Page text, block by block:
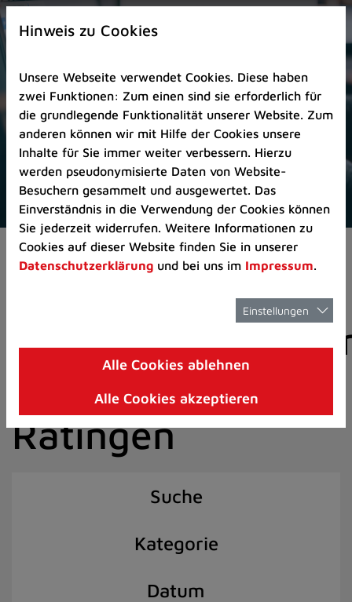
Zur
Startseite
Zum
Seitenanfang
springen
(Schnelltaste
A)
Zur
Navigation/Menü
springen
(Schnelltaste
M)
Zur
8)
I)
Aktuelles Pressemitteilungen
der Stadt
Ratingen
Suche
Kategorie
Datum
Hinweis zu Cookies
Unsere Webseite verwendet Cookies. Diese haben
zwei Funktionen: Zum einen sind sie erforderlich für
die grundlegende Funktionalität unserer Website. Zum
anderen können wir mit Hilfe der Cookies unsere
Inhalte für Sie immer weiter verbessern. Hierzu
werden pseudonymisierte Daten von Website-
Besuchern gesammelt und ausgewertet. Das
Einverständnis in die Verwendung der Cookies können
Sie jederzeit widerrufen. Weitere Informationen zu
Cookies auf dieser Website finden Sie in unserer
Datenschutzerklärung und bei uns im Impressum.
Einstellungen
Alle Cookies ablehnen
Alle Cookies akzeptieren